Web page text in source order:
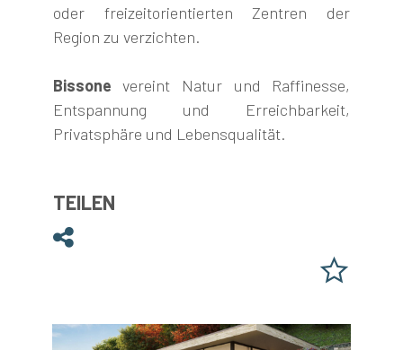
oder freizeitorientierten Zentren der
Region zu verzichten.
Bissone vereint Natur und Raffinesse,
Entspannung und Erreichbarkeit,
Privatsphäre und Lebensqualität.
TEILEN
Teilen